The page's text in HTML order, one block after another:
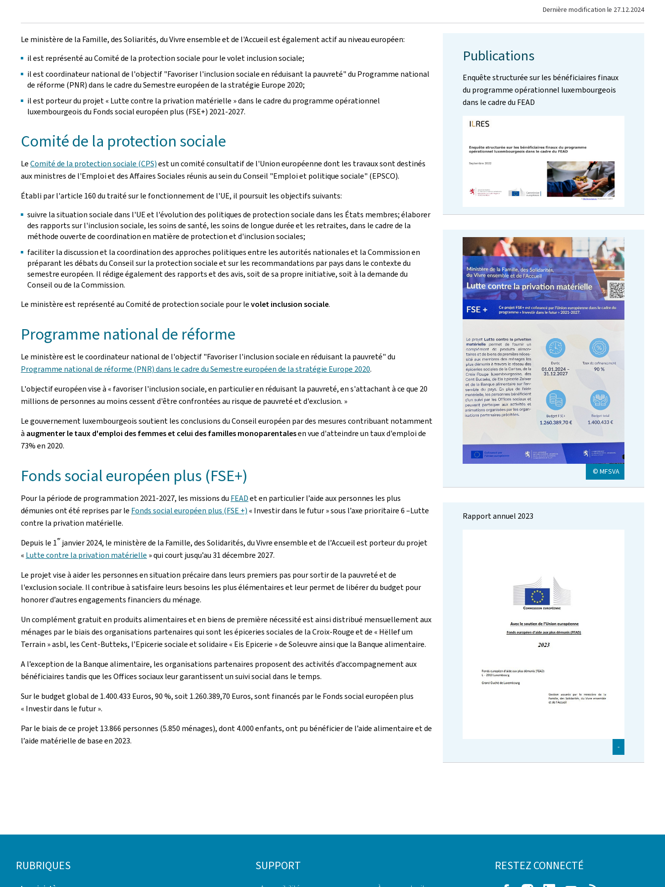
Dernière modification le 27.12.2024
Le ministère de la Famille, des Soliarités, du Vivre ensemble et de l'Accueil est également actif au niveau européen:
il est représenté au Comité de la protection sociale pour le volet inclusion sociale;
il est coordinateur national de l'objectif "Favoriser l'inclusion sociale en réduisant la pauvreté" du Programme national
de réforme (PNR) dans le cadre du Semestre européen de la stratégie Europe 2020;
il est porteur du projet « Lutte contre la privation matérielle » dans le cadre du programme opérationnel
luxembourgeois du Fonds social européen plus (FSE+) 2021-2027.
Comité de la protection sociale
LeComité de la protection sociale (CPS)est un comité consultatif de l'Union européenne dont les travaux sont destinés
aux ministres de l'Emploi et des Affaires Sociales réunis au sein du Conseil "Emploi et politique sociale" (EPSCO).
Établi par l'article 160 du traité sur le fonctionnement de l'UE, il poursuit les objectifs suivants:
suivre la situation sociale dans l'UE et l'évolution des politiques de protection sociale dans les États membres; élaborer
des rapports sur l'inclusion sociale, les soins de santé, les soins de longue durée et les retraites, dans le cadre de la
méthode ouverte de coordination en matière de protection et d'inclusion sociales;
faciliter la discussion et la coordination des approches politiques entre les autorités nationales et la Commission en
préparant les débats du Conseil sur la protection sociale et sur les recommandations par pays dans le contexte du
semestre européen. Il rédige également des rapports et des avis, soit de sa propre initiative, soit à la demande du
Conseil ou de la Commission.
Le ministère est représenté au Comité de protection sociale pour levolet inclusion sociale.
Programme national de réforme
Le ministère est le coordinateur national de l'objectif "Favoriser l'inclusion sociale en réduisant la pauvreté" du
Programme national de réforme (PNR) dans le cadre du Semestre européen de la stratégie Europe 2020.
L'objectif européen vise à « favoriser l'inclusion sociale, en particulier en réduisant la pauvreté, en s'attachant à ce que 20
millions de personnes au moins cessent d'être confrontées au risque de pauvreté et d'exclusion. »
Le gouvernement luxembourgeois soutient les conclusions du Conseil européen par des mesures contribuant notamment
à augmenter le taux d'emploi des femmes et celui des familles monoparentalesen vue d'atteindre un taux d'emploi de
73% en 2020.
Fonds social européen plus (FSE+)
Pour la période de programmation 2021-2027, les missions du FEADet en particulier l’aide aux personnes les plus
démunies ont été reprises par le Fonds social européen plus (FSE +) « Investir dans le futur » sous l’axe prioritaire 6 –Lutte
contre la privation matérielle.
Depuis le 1er janvier 2024, le ministère de la Famille, des Solidarités, du Vivre ensemble et de l’Accueil est porteur du projet
« Lutte contre la privation matérielle » qui court jusqu’au 31 décembre 2027.
Le projet vise à aider les personnes en situation précaire dans leurs premiers pas pour sortir de la pauvreté et de
l'exclusion sociale. Il contribue à satisfaire leurs besoins les plus élémentaires et leur permet de libérer du budget pour
honorer d’autres engagements financiers du ménage.
Un complément gratuit en produits alimentaires et en biens de première nécessité est ainsi distribué mensuellement aux
ménages par le biais des organisations partenaires qui sont les épiceries sociales de la Croix-Rouge et de « Hëllef um
Terrain » asbl, les Cent-Butteks, l’Epicerie sociale et solidaire « Eis Epicerie » de Soleuvre ainsi que la Banque alimentaire.
A l’exception de la Banque alimentaire, les organisations partenaires proposent des activités d’accompagnement aux
bénéficiaires tandis que les Offices sociaux leur garantissent un suivi social dans le temps.
Sur le budget global de 1.400.433 Euros, 90 %, soit 1.260.389,70 Euros, sont financés par le Fonds social européen plus
« Investir dans le futur ».
Par le biais de ce projet 13.866 personnes (5.850 ménages), dont 4.000 enfants, ont pu bénéficier de l’aide alimentaire et de
l’aide matérielle de base en 2023.
Publications
Enquête structurée sur les bénéficiaires finaux
du programme opérationnel luxembourgeois
dans le cadre du FEAD
© MFSVA
Rapport annuel 2023
-
Pied
RUBRIQUES SUPPORT RESTEZ CONNECTÉ